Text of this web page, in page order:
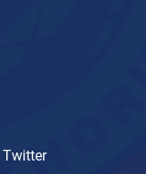
Twitter